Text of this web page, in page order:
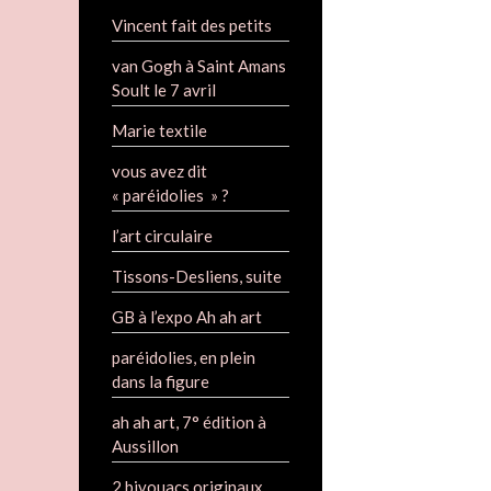
Vincent fait des petits
van Gogh à Saint Amans
Soult le 7 avril
Marie textile
vous avez dit
« paréidolies » ?
l’art circulaire
Tissons-Desliens, suite
GB à l’expo Ah ah art
paréidolies, en plein
dans la figure
ah ah art, 7° édition à
Aussillon
2 bivouacs originaux